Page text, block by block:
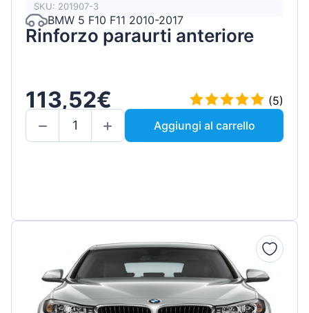
SKU: 201907-3
BMW 5 F10 F11 2010-2017
Rinforzo paraurti anteriore
113,52€
(5)
Aggiungi al carrello